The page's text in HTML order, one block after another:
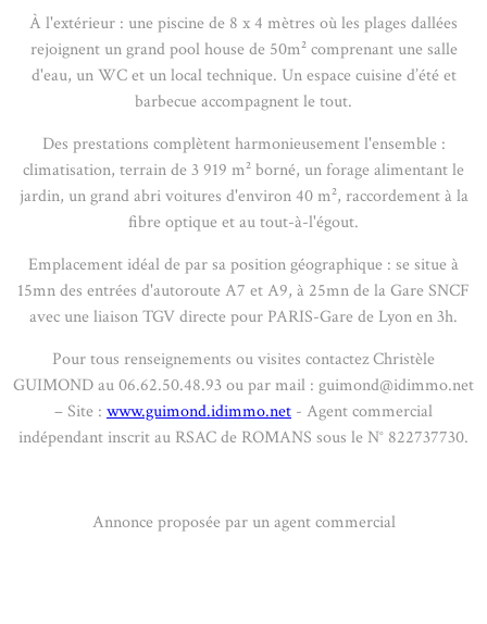
À l'extérieur : une piscine de 8 x 4 mètres où les plages dallées
rejoignent un grand pool house de 50m² comprenant une salle
d'eau, un WC et un local technique. Un espace cuisine d’été et
barbecue accompagnent le tout.
Des prestations complètent harmonieusement l'ensemble :
climatisation, terrain de 3 919 m² borné, un forage alimentant le
jardin, un grand abri voitures d'environ 40 m², raccordement à la
fibre optique et au tout-à-l'égout.
Emplacement idéal de par sa position géographique : se situe à
15mn des entrées d'autoroute A7 et A9, à 25mn de la Gare SNCF
avec une liaison TGV directe pour PARIS-Gare de Lyon en 3h.
Pour tous renseignements ou visites contactez Christèle
GUIMOND au 06.62.50.48.93 ou par mail : guimond@idimmo.net
– Site : www.guimond.idimmo.net - Agent commercial
indépendant inscrit au RSAC de ROMANS sous le N° 822737730.
Annonce proposée par un agent commercial